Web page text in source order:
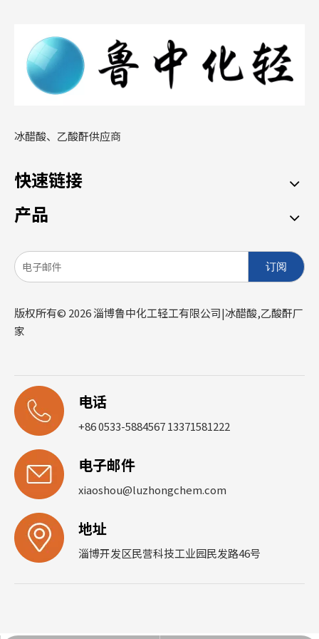
冰醋酸、乙酸酐供应商
快速链接
产品
订阅
版权所有© 2026淄博鲁中化工轻工有限公司|冰醋酸,乙酸酐厂
家
电话
+86 0533-5884567 13371581222
电子邮件
xiaoshou@luzhongchem.com
地址
淄博开发区民营科技工业园民发路46号